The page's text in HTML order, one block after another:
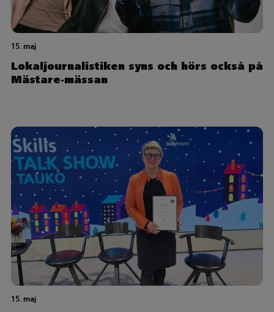
15. maj
Lokaljournalistiken syns och hörs också på
Mästare-mässan
15. maj